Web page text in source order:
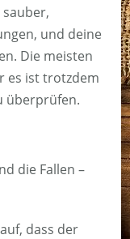
und deine
Die meisten
es ist trotzdem
überprüfen.
die Fallen –
dass der